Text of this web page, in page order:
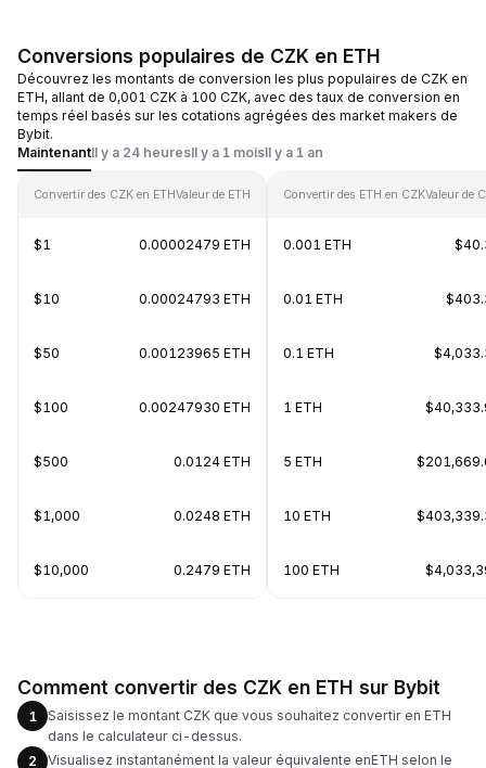
Conversions populaires de CZK en ETH
Découvrez les montants de conversion les plus populaires de CZK en
ETH, allant de 0,001 CZK à 100 CZK, avec des taux de conversion en
temps réel basés sur les cotations agrégées des market makers de
Bybit.
MaintenantIl y a 24 heuresIl y a 1 moisIl y a 1 an
Convertir des CZK en ETHValeur de ETH
$1 0.00002479 ETH
$10 0.00024793 ETH
$50 0.00123965 ETH
$100 0.00247930 ETH
$500 0.0124 ETH
$1,000 0.0248 ETH
$10,000 0.2479 ETH
Convertir des ETH en CZKValeur de
0.001 ETH
0.01 ETH
0.1 ETH
1 ETH
5 ETH
10 ETH
100 ETH
Comment convertir des CZK en ETH sur Bybit
1
Saisissez le montant CZK que vous souhaitez convertir en ETH
dans le calculateur ci-dessus.
2
Visualisez instantanément la valeur équivalente enETH selon le